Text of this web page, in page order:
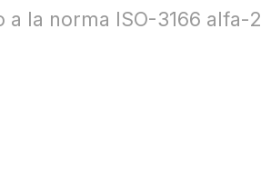
a la norma ISO-3166 alfa-2